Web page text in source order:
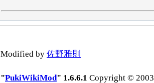
Modified by 佐野雅則
"PukiWikiMod" 1.6.6.1 Copyright ©